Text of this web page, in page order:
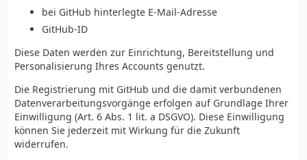
bei GitHub hinterlegte E-Mail-Adresse
GitHub-ID
Diese Daten werden zur Einrichtung, Bereitstellung und
Personalisierung Ihres Accounts genutzt.
Die Registrierung mit GitHub und die damit verbundenen
Datenverarbeitungsvorgänge erfolgen auf Grundlage Ihrer
Einwilligung (Art. 6 Abs. 1 lit. a DSGVO). Diese Einwilligung
können Sie jederzeit mit Wirkung für die Zukunft
widerrufen.